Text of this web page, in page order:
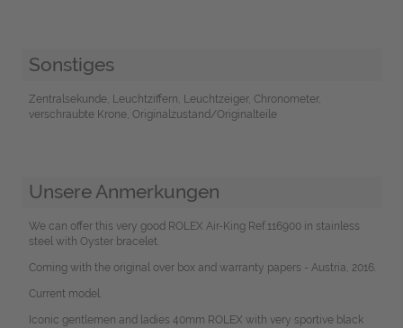
Sonstiges
Zentralsekunde, Leuchtziffern, Leuchtzeiger, Chronometer,
verschraubte Krone, Originalzustand/Originalteile
Unsere Anmerkungen
We can offer this very good ROLEX Air-King Ref.116900 in stainless
steel with Oyster bracelet.
Coming with the original over box and warranty papers - Austria, 2016.
Current model.
Iconic gentlemen and ladies 40mm ROLEX with very sportive black